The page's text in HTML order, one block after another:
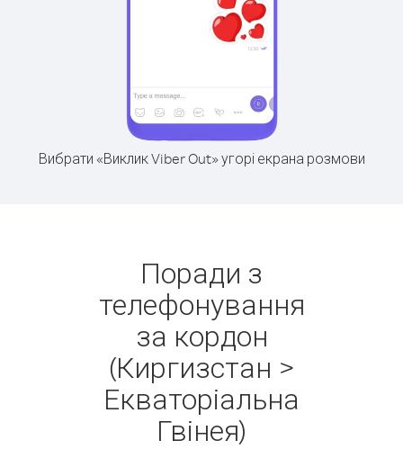
Вибрати «Виклик Viber Out» угорі екрана розмови
Поради з
телефонування
за кордон
(Киргизстан >
Екваторіальна
Гвінея)